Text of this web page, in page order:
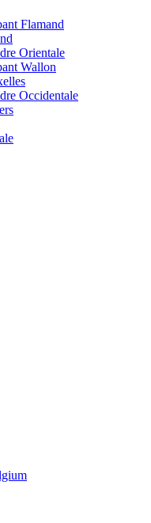
Flamand
Orientale
Wallon
Occidentale